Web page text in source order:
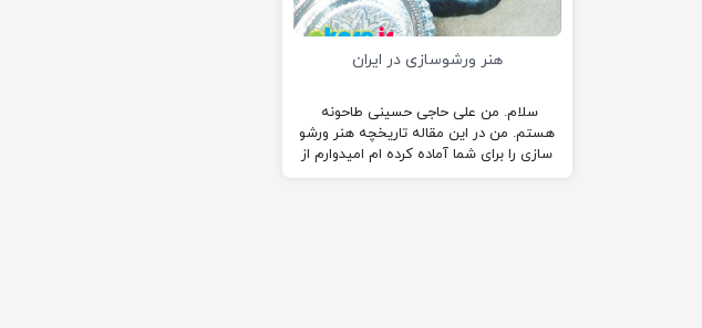
هنر ورشوسازی در ایران
سلام. من علی حاجی حسینی طاحونه
هستم. من در این مقاله تاریخچه هنر ورشو
سازی را برای شما آماده کرده ام امیدوارم از